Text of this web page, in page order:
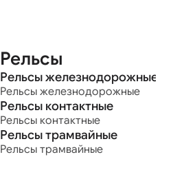
Рельсы
Рельсы железнодорожные
Рельсы железнодорожные
Рельсы контактные
Рельсы контактные
Рельсы трамвайные
Рельсы трамвайные